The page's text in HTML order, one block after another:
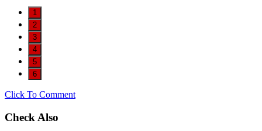
1
2
3
4
5
6
Click To Comment
Check Also